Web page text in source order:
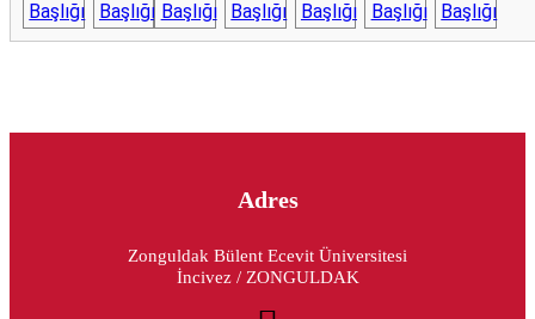
Adres
Zonguldak Bülent Ecevit Üniversitesi
İncivez / ZONGULDAK